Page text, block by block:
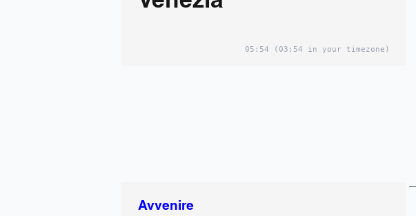
05:54 (03:54 in your timezone)
Avvenire